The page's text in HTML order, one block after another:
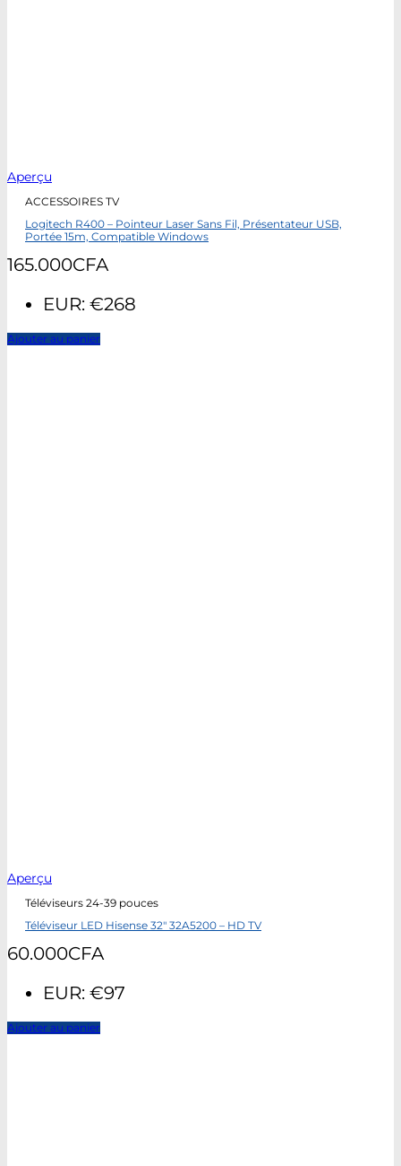
Aperçu
ACCESSOIRES TV
Logitech R400 – Pointeur Laser Sans Fil, Présentateur USB,
Portée 15m, Compatible Windows
165.000CFA
EUR: €268
Ajouter au panier
Aperçu
Téléviseurs 24-39 pouces
Téléviseur LED Hisense 32″ 32A5200 – HD TV
60.000CFA
EUR: €97
Ajouter au panier